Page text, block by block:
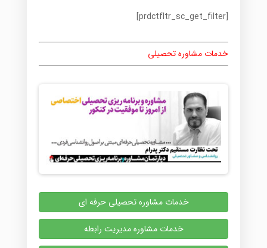
[prdctfltr_sc_get_filter]
خدمات مشاوره تحصیلی
خدمات مشاوره تحصیلی حرفه ای
خدمات مشاوره مدیریت رابطه